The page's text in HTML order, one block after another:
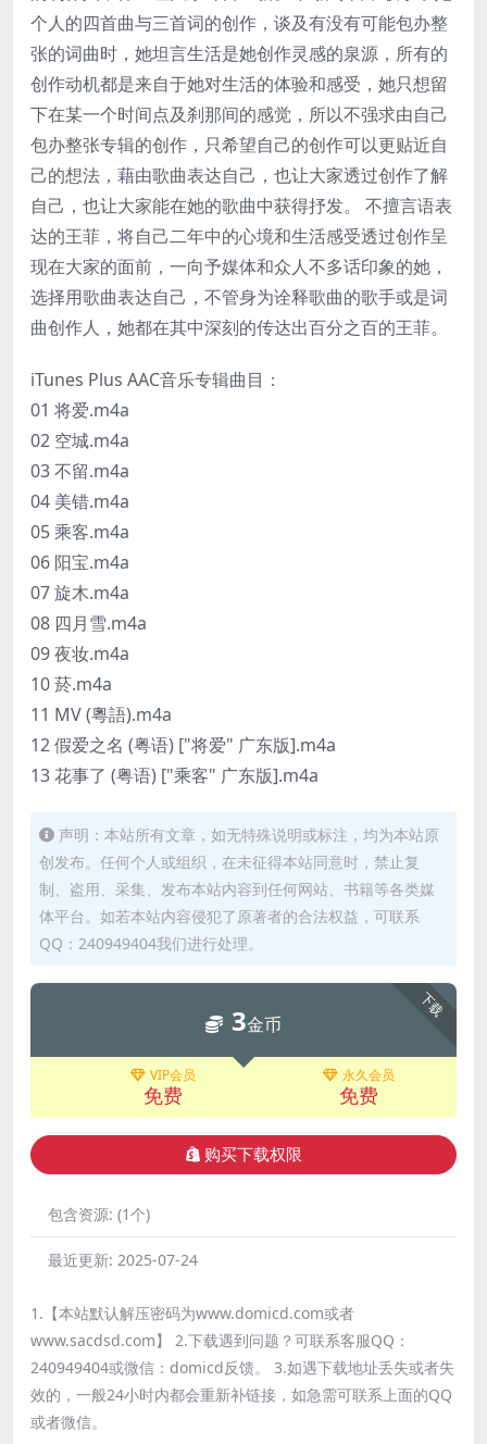
个人的四首曲与三首词的创作，谈及有没有可能包办整
张的词曲时，她坦言生活是她创作灵感的泉源，所有的
创作动机都是来自于她对生活的体验和感受，她只想留
下在某一个时间点及刹那间的感觉，所以不强求由自己
包办整张专辑的创作，只希望自己的创作可以更贴近自
己的想法，藉由歌曲表达自己，也让大家透过创作了解
自己，也让大家能在她的歌曲中获得抒发。 不擅言语表
达的王菲，将自己二年中的心境和生活感受透过创作呈
现在大家的面前，一向予媒体和众人不多话印象的她，
选择用歌曲表达自己，不管身为诠释歌曲的歌手或是词
曲创作人，她都在其中深刻的传达出百分之百的王菲。
iTunes Plus AAC音乐专辑曲目：
01 将爱.m4a
02 空城.m4a
03 不留.m4a
04 美错.m4a
05 乘客.m4a
06 阳宝.m4a
07 旋木.m4a
08 四月雪.m4a
09 夜妆.m4a
10 菸.m4a
11 MV (粵語).m4a
12 假爱之名 (粤语) ["将爱" 广东版].m4a
13 花事了 (粤语) ["乘客" 广东版].m4a
声明：本站所有文章，如无特殊说明或标注，均为本站原
创发布。任何个人或组织，在未征得本站同意时，禁止复
制、盗用、采集、发布本站内容到任何网站、书籍等各类媒
体平台。如若本站内容侵犯了原著者的合法权益，可联系
QQ：240949404我们进行处理。
下载
3金币
VIP会员
免费
永久会员
免费
购买下载权限
包含资源: (1个)
最近更新: 2025-07-24
1.【本站默认解压密码为www.domicd.com或者
www.sacdsd.com】 2.下载遇到问题？可联系客服QQ：
240949404或微信：domicd反馈。 3.如遇下载地址丢失或者失
效的，一般24小时内都会重新补链接，如急需可联系上面的QQ
或者微信。